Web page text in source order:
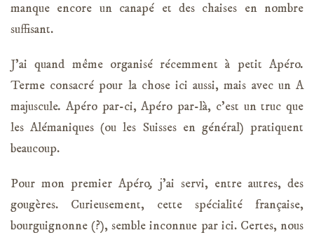
manque encore un canapé et des chaises en nombre
suffisant.
J’ai quand même organisé récemment à petit Apéro.
Terme consacré pour la chose ici aussi, mais avec un A
majuscule. Apéro par-ci, Apéro par-là, c’est un truc que
les Alémaniques (ou les Suisses en général) pratiquent
beaucoup.
Pour mon premier Apéro, j’ai servi, entre autres, des
gougères. Curieusement, cette spécialité française,
bourguignonne (?), semble inconnue par ici. Certes, nous